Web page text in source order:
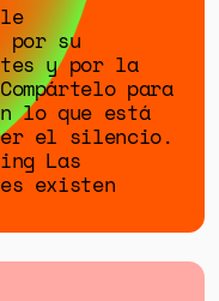
por su
y por la
para
lo que está
el silencio.
Las
existen